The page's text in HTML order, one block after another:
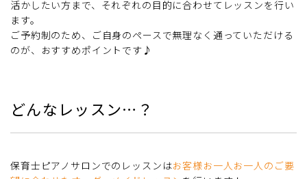
活かしたい方まで、それぞれの目的に合わせてレッスンを行い
ます。
ご予約制のため、ご自身のペースで無理なく通っていただける
のが、おすすめポイントです♪
どんなレッスン…？
保育士ピアノサロンでのレッスンはお客様お一人お一人のご要